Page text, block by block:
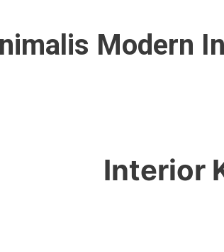
Modern
Interior